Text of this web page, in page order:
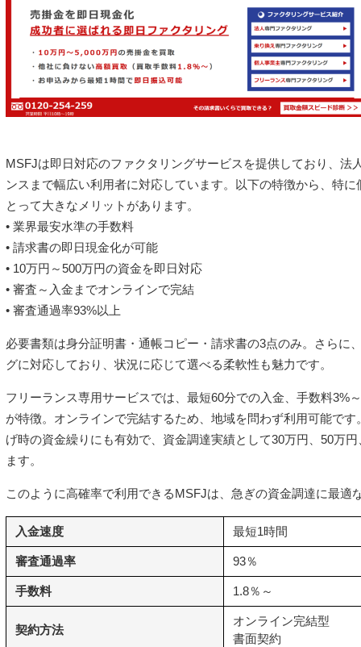
MSFJは即日対応のファクタリングサービスを提供しており、法
ンスまで幅広い利用者に対応しています。以下の特徴から、特
とって大きなメリットがあります。
• 業界最安水準の手数料
• 請求書の即日現金化が可能
• 10万円～500万円の資金を即日対応
• 審査～入金までオンラインで完結
• 審査通過率93%以上
必要書類は身分証明書・通帳コピー・請求書の3点のみ。さらに
グに対応しており、状況に応じて選べる柔軟性も魅力です。
フリーランス専用サービスでは、最短60分での入金、手数料3%
が特徴。オンラインで完結するため、地域を問わず利用可能で
げ時の資金繰りにも有効で、資金調達実績として30万円、50万
ます。
このように高確率で利用できるMSFJは、急ぎの資金調達に最適
入金速度 最短1時間
審査通過率 93％
手数料 1.8％～
契約方法
オンライン完結型
書面契約